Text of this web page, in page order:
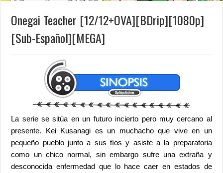
Onegai Teacher [12/12+OVA][BDrip][1080p]
[Sub-Español][MEGA]
La serie se sitúa en un futuro incierto pero muy cercano al
presente. Kei Kusanagi es un muchacho que vive en un
pequeño pueblo junto a sus tíos y asiste a la preparatoria
como un chico normal, sin embargo sufre una extraña y
desconocida enfermedad que lo hace caer en estados de